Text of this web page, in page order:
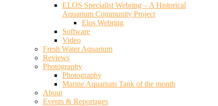
ELOS Specialist Webring – A Historical
Aquarium Community Project
Elos Webring
Software
Video
Fresh Water Aquarium
Reviews
Photography
Photography
Marine Aquarium Tank of the month
About
Events & Reportages